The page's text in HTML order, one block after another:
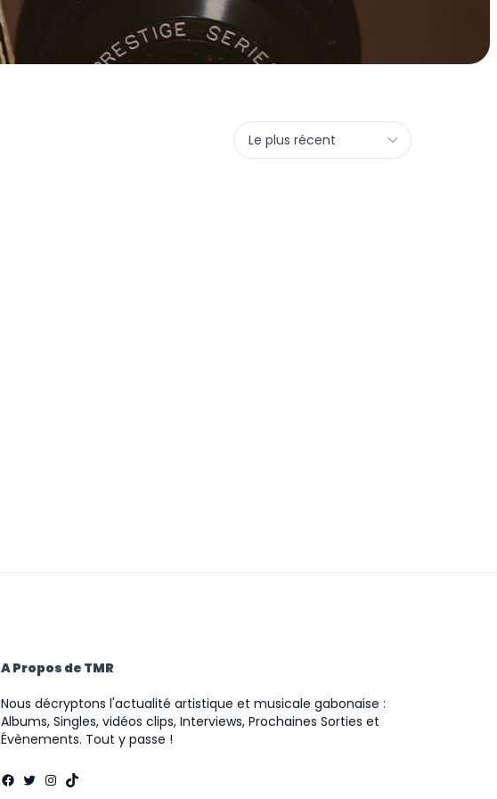
Le plus récent
A Propos de TMR
Nous décryptons l'actualité artistique et musicale gabonaise :
Albums, Singles, vidéos clips, Interviews, Prochaines Sorties et
Évènements. Tout y passe !
Facebook
Twitter
Instagram
TikTok